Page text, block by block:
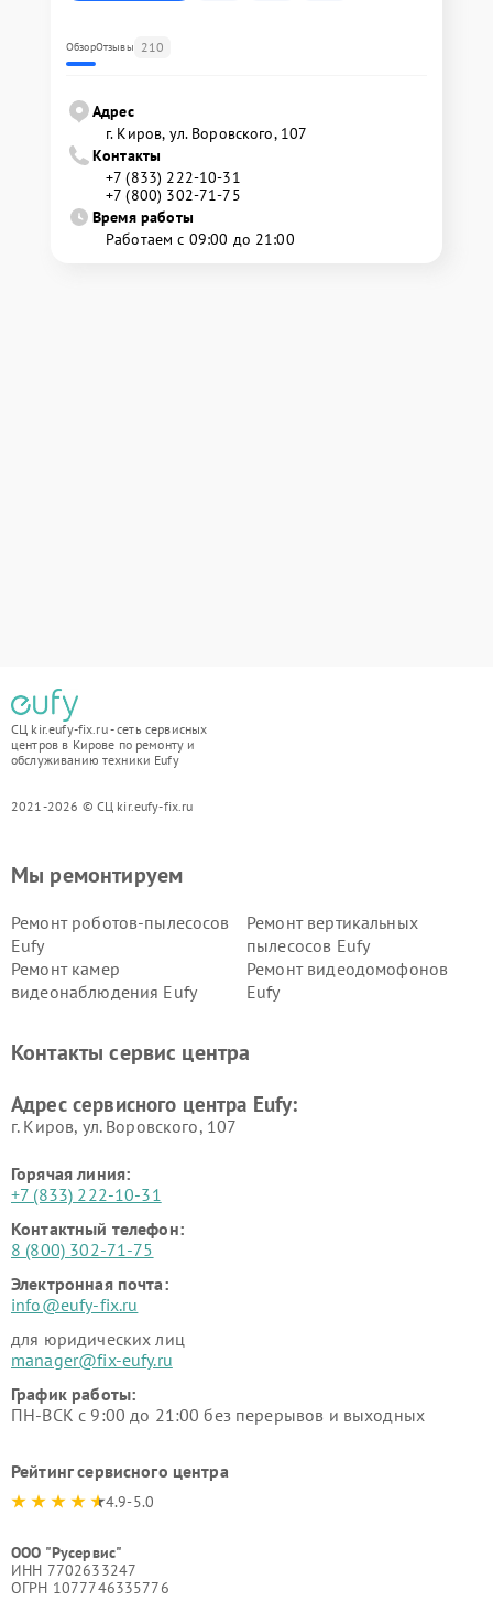
ОбзорОтзывы 210
Адрес
г. Киров, ул. Воровского, 107
Контакты
+7 (833) 222-10-31
+7 (800) 302-71-75
Время работы
Работаем с 09:00 до 21:00
СЦ kir.eufy-fix.ru - сеть сервисных
центров в Кирове по ремонту и
обслуживанию техники Eufy
2021-2026 © СЦ kir.eufy-fix.ru
Мы ремонтируем
Ремонт роботов-пылесосов
Eufy
Ремонт вертикальных
пылесосов Eufy
Ремонт камер
видеонаблюдения Eufy
Ремонт видеодомофонов
Eufy
Контакты сервис центра
Адрес сервисного центра Eufy:
г. Киров, ул. Воровского, 107
Горячая линия:
+7 (833) 222-10-31
Контактный телефон:
8 (800) 302-71-75
Электронная почта:
info@eufy-fix.ru
для юридических лиц
manager@fix-eufy.ru
График работы:
ПН-ВСК с 9:00 до 21:00 без перерывов и выходных
Рейтинг сервисного центра
4.9-5.0
ООО "Русервис"
ИНН 7702633247
ОГРН 1077746335776